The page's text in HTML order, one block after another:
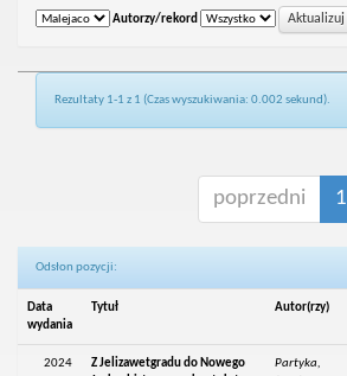
Autorzy/rekord
Rezultaty 1-1 z 1 (Czas wyszukiwania: 0.002 sekund).
poprzedni 1
Odsłon pozycji:
Data
wydania
Tytuł Autor(rzy)
2024
Z Jelizawetgradu do Nowego
Partyka,